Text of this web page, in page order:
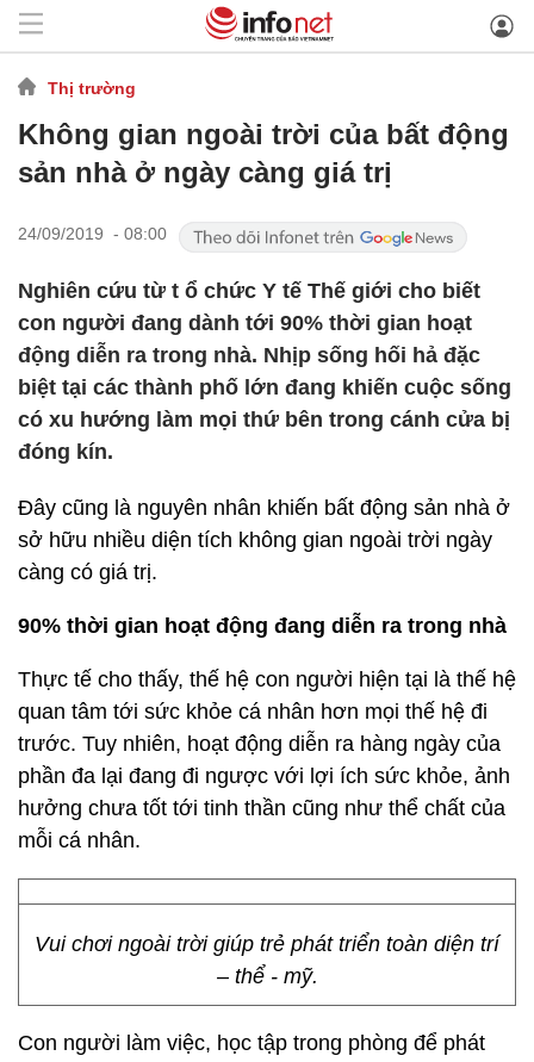
Thị trường
Không gian ngoài trời của bất động
sản nhà ở ngày càng giá trị
24/09/2019 - 08:00
Nghiên cứu từ t ổ chức Y tế Thế giới cho biết
con người đang dành tới 90% thời gian hoạt
động diễn ra trong nhà. Nhịp sống hối hả đặc
biệt tại các thành phố lớn đang khiến cuộc sống
có xu hướng làm mọi thứ bên trong cánh cửa bị
đóng kín.
Đây cũng là nguyên nhân khiến bất động sản nhà ở
sở hữu nhiều diện tích không gian ngoài trời ngày
càng có giá trị.
90% thời gian hoạt động đang diễn ra trong nhà
Thực tế cho thấy, thế hệ con người hiện tại là thế hệ
quan tâm tới sức khỏe cá nhân hơn mọi thế hệ đi
trước. Tuy nhiên, hoạt động diễn ra hàng ngày của
phần đa lại đang đi ngược với lợi ích sức khỏe, ảnh
hưởng chưa tốt tới tinh thần cũng như thể chất của
mỗi cá nhân.
Vui chơi ngoài trời giúp trẻ phát triển toàn diện trí
– thể - mỹ.
Con người làm việc, học tập trong phòng để phát